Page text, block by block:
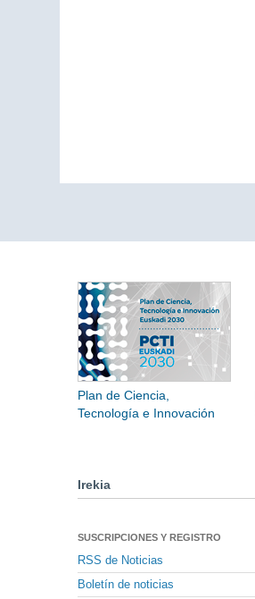
Plan de Ciencia,
Tecnología e Innovación
Irekia
SUSCRIPCIONES Y REGISTRO
RSS de Noticias
Boletín de noticias